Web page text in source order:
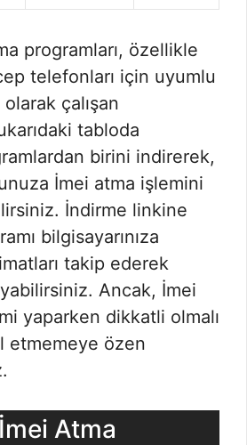
programları, özellikle
telefonları için uyumlu
çalışan
tabloda
birini indirerek,
İmei atma işlemini
İndirme linkine
bilgisayarınıza
takip ederek
Ancak, İmei
yaparken dikkatli olmalı
etmemeye özen
Atma